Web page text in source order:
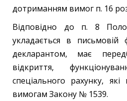
дотриманням вимог п. 16
Відповідно до п. 8
укладається в
декларантом, має
відкриття,
спеціального рахунку, які
вимогам Закону № 1539.